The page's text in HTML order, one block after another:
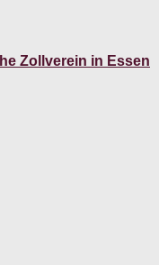
Zollverein in Essen